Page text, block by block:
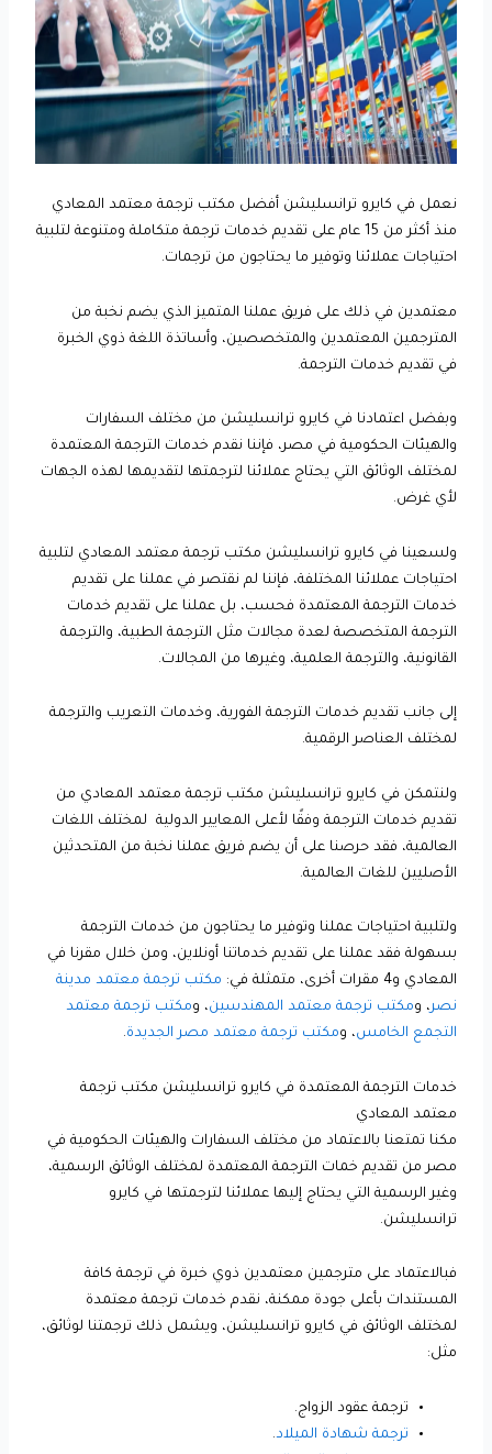
نعمل في كايرو ترانسليشن أفضل مكتب ترجمة معتمد المعادي
منذ أكثر من 15 عام على تقديم خدمات ترجمة متكاملة ومتنوعة لتلبية
احتياجات عملائنا وتوفير ما يحتاجون من ترجمات.
معتمدين في ذلك على فريق عملنا المتميز الذي يضم نخبة من
المترجمين المعتمدين والمتخصصين، وأساتذة اللغة ذوي الخبرة
في تقديم خدمات الترجمة.
وبفضل اعتمادنا في كايرو ترانسليشن من مختلف السفارات
والهيئات الحكومية في مصر، فإننا نقدم خدمات الترجمة المعتمدة
لمختلف الوثائق التي يحتاج عملائنا لترجمتها لتقديمها لهذه الجهات
لأي غرض.
ولسعينا في كايرو ترانسليشن مكتب ترجمة معتمد المعادي لتلبية
احتياجات عملائنا المختلفة، فإننا لم نقتصر في عملنا على تقديم
خدمات الترجمة المعتمدة فحسب، بل عملنا على تقديم خدمات
الترجمة المتخصصة لعدة مجالات مثل الترجمة الطبية، والترجمة
القانونية، والترجمة العلمية، وغيرها من المجالات.
إلى جانب تقديم خدمات الترجمة الفورية، وخدمات التعريب والترجمة
لمختلف العناصر الرقمية.
ولنتمكن في كايرو ترانسليشن مكتب ترجمة معتمد المعادي من
تقديم خدمات الترجمة وفقًا لأعلى المعايير الدولية لمختلف اللغات
العالمية، فقد حرصنا على أن يضم فريق عملنا نخبة من المتحدثين
الأصليين للغات العالمية.
ولتلبية احتياجات عملنا وتوفير ما يحتاجون من خدمات الترجمة
بسهولة فقد عملنا على تقديم خدماتنا أونلاين، ومن خلال مقرنا في
المعادي و4 مقرات أخرى، متمثلة في:
مكتب ترجمة معتمد مدينة
نصر، ومكتب ترجمة معتمد المهندسين، ومكتب ترجمة معتمد
التجمع الخامس، ومكتب ترجمة معتمد مصر الجديدة.
خدمات الترجمة المعتمدة في كايرو ترانسليشن مكتب ترجمة
معتمد المعادي
مكنا تمتعنا بالاعتماد من مختلف السفارات والهيئات الحكومية في
مصر من تقديم خمات الترجمة المعتمدة لمختلف الوثائق الرسمية،
وغير الرسمية التي يحتاج إليها عملائنا لترجمتها في كايرو
ترانسليشن.
فبالاعتماد على مترجمين معتمدين ذوي خبرة في ترجمة كافة
المستندات بأعلى جودة ممكنة، نقدم خدمات ترجمة معتمدة
لمختلف الوثائق في كايرو ترانسليشن، ويشمل ذلك ترجمتنا لوثائق،
مثل:
ترجمة عقود الزواج.
ترجمة شهادة الميلاد.